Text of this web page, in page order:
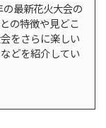
最新花火大会の
の特徴や見どこ
をさらに楽しい
どを紹介してい